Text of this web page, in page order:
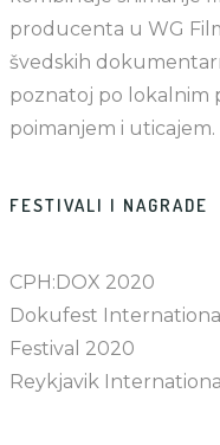
producenta u WG
švedskih
poznatoj po lokalnim
poimanjem i uticajem.
FESTIVALI I NAGRADE
CPH:DOX 2020
Dokufest
Festival 2020
Reykjavik